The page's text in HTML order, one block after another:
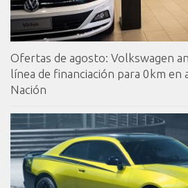
Ofertas de agosto: Volkswagen
línea de financiación para 0km en
Nación